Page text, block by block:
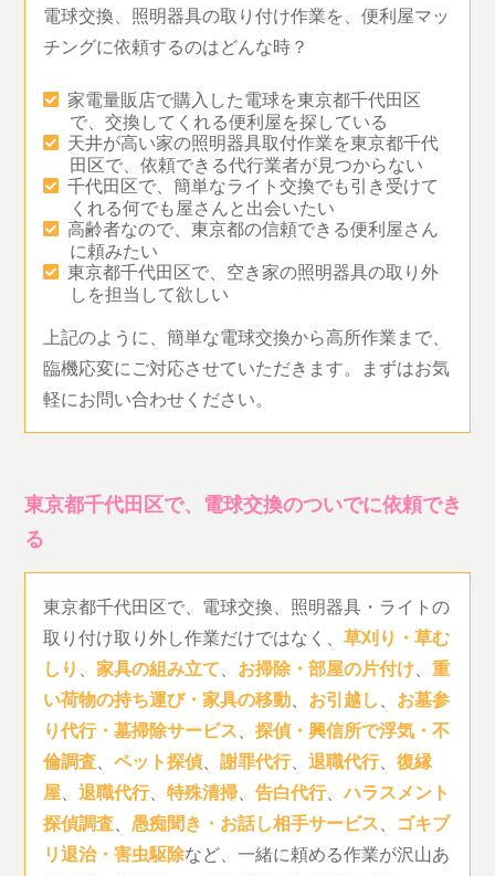
電球交換、照明器具の取り付け作業を、便利屋マッ
チングに依頼するのはどんな時？
家電量販店で購入した電球を東京都千代田区
で、交換してくれる便利屋を探している
天井が高い家の照明器具取付作業を東京都千代
田区で、依頼できる代行業者が見つからない
千代田区で、簡単なライト交換でも引き受けて
くれる何でも屋さんと出会いたい
高齢者なので、東京都の信頼できる便利屋さん
に頼みたい
東京都千代田区で、空き家の照明器具の取り外
しを担当して欲しい
上記のように、簡単な電球交換から高所作業まで、
臨機応変にご対応させていただきます。まずはお気
軽にお問い合わせください。
東京都千代田区で、電球交換のついでに依頼でき
る
東京都千代田区で、電球交換、照明器具・ライトの
取り付け取り外し作業だけではなく、草刈り・草む
しり 、家具の組み立て、 お掃除・部屋の片付け、重
い荷物の持ち運び・家具の移動、 お引越し、 お墓参
り代行・墓掃除サービス、探偵・興信所で浮気・不
倫調査、ペット探偵、謝罪代行、退職代行、復縁
屋、退職代行、特殊清掃、告白代行、ハラスメント
探偵調査、愚痴聞き・お話し相手サービス、 ゴキブ
リ退治・害虫駆除など、一緒に頼める作業が沢山あ